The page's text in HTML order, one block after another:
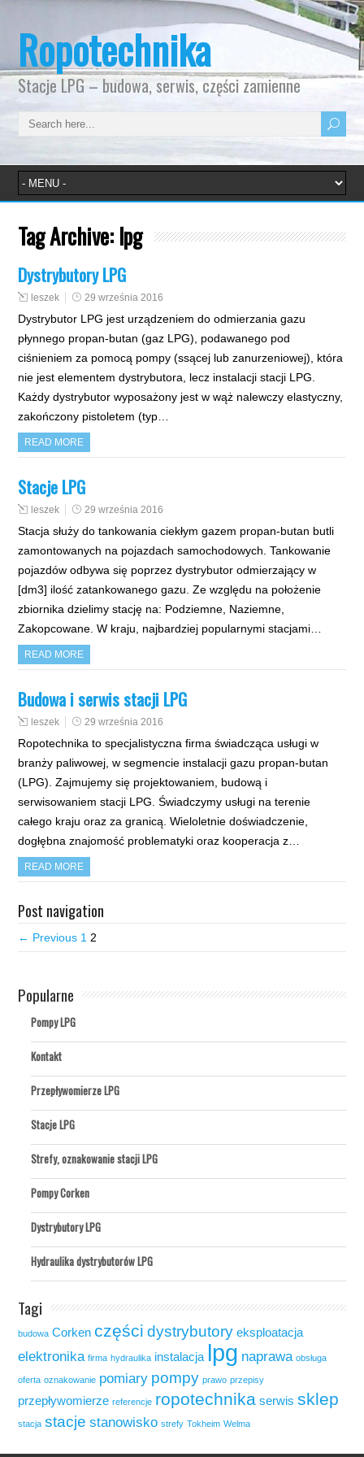
Ropotechnika
Stacje LPG – budowa, serwis, części zamienne
Tag Archive: lpg
Dystrybutory LPG
leszek 29 września 2016
Dystrybutor LPG jest urządzeniem do odmierzania gazu
płynnego propan-butan (gaz LPG), podawanego pod
ciśnieniem za pomocą pompy (ssącej lub zanurzeniowej), która
nie jest elementem dystrybutora, lecz instalacji stacji LPG.
Każdy dystrybutor wyposażony jest w wąż nalewczy elastyczny,
zakończony pistoletem (typ…
READ MORE
Stacje LPG
leszek 29 września 2016
Stacja służy do tankowania ciekłym gazem propan-butan butli
zamontowanych na pojazdach samochodowych. Tankowanie
pojazdów odbywa się poprzez dystrybutor odmierzający w
[dm3] ilość zatankowanego gazu. Ze względu na położenie
zbiornika dzielimy stację na: Podziemne, Naziemne,
Zakopcowane. W kraju, najbardziej popularnymi stacjami…
READ MORE
Budowa i serwis stacji LPG
leszek 29 września 2016
Ropotechnika to specjalistyczna firma świadcząca usługi w
branży paliwowej, w segmencie instalacji gazu propan-butan
(LPG). Zajmujemy się projektowaniem, budową i
serwisowaniem stacji LPG. Świadczymy usługi na terenie
całego kraju oraz za granicą. Wieloletnie doświadczenie,
dogłębna znajomość problematyki oraz kooperacja z…
READ MORE
Post navigation
← Previous 1 2
Popularne
Pompy LPG
Kontakt
Przepływomierze LPG
Stacje LPG
Strefy, oznakowanie stacji LPG
Pompy Corken
Dystrybutory LPG
Hydraulika dystrybutorów LPG
Tagi
budowa Corken części dystrybutory eksploatacja
elektronika firma hydraulika instalacja lpg naprawa obsługa
oferta oznakowanie pomiary pompy prawo przepisy
przepływomierze referencje ropotechnika serwis sklep
stacja stacje stanowisko strefy Tokheim Welma